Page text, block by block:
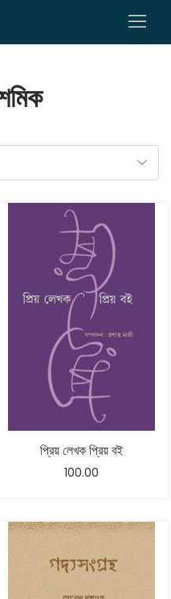
0
প্রিয় লেখক প্রিয় বই
100.00